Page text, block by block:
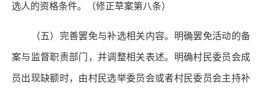
选人的资格条件。（修正草案第八条）
（五）完善罢免与补选相关内容。 明确罢免活动的备
案与监督职责部门，并调整相关表述。明确村民委员会成
员出现缺额时，由村民选举委员会或者村民委员会主持补